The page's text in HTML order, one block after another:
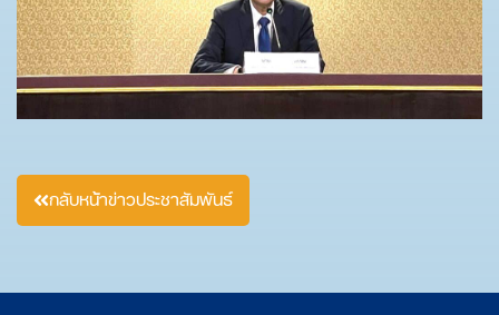
กลับหน้าข่าวประชาสัมพันธ์